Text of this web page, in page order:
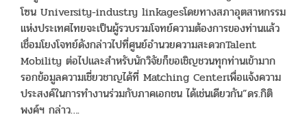
โซน University-industry linkagesโดยทางสภาอุตสาหกรรม
แห่งประเทศไทยจะเป็นผู้รวบรวมโจทย์ความต้องการของท่านแล้ว
เชื่อมโยงโจทย์ดังกล่าวไปที่ศูนย์อำนวยความสะดวกTalent
Mobility ต่อไปและสำหรับนักวิจัยก็ขอเชิญชวนทุกท่านเข้ามาก
รอกข้อมูลความเชี่ยวชาญได้ที่ Matching Centerเพื่อแจ้งความ
ประสงค์ในการทำงานร่วมกับภาคเอกชน ได้เช่นเดียวกัน”ดร.กิติ
พงค์ฯ กล่าว….